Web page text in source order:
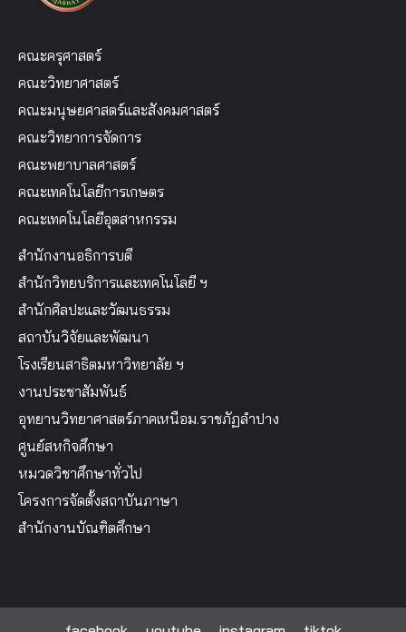
คณะครุศาสตร์
คณะวิทยาศาสตร์
คณะมนุษยศาสตร์และสังคมศาสตร์
คณะวิทยาการจัดการ
คณะพยาบาลศาสตร์
คณะเทคโนโลยีการเกษตร
คณะเทคโนโลยีอุตสาหกรรม
สำนักงานอธิการบดี
สำนักวิทยบริการและเทคโนโลยี ฯ
สำนักศิลปะและวัฒนธรรม
สถาบันวิจัยและพัฒนา
โรงเรียนสาธิตมหาวิทยาลัย ฯ
งานประชาสัมพันธ์
อุทยานวิทยาศาสตร์ภาคเหนือม.ราชภัฏลำปาง
ศูนย์สหกิจศึกษา
หมวดวิชาศึกษาทั่วไป
โครงการจัดตั้งสถาบันภาษา
สำนักงานบัณฑิตศึกษา